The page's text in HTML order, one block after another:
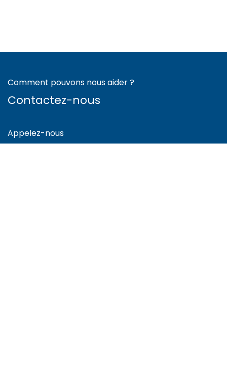
Comment pouvons nous aider ?
Contactez-nous
Appelez-nous